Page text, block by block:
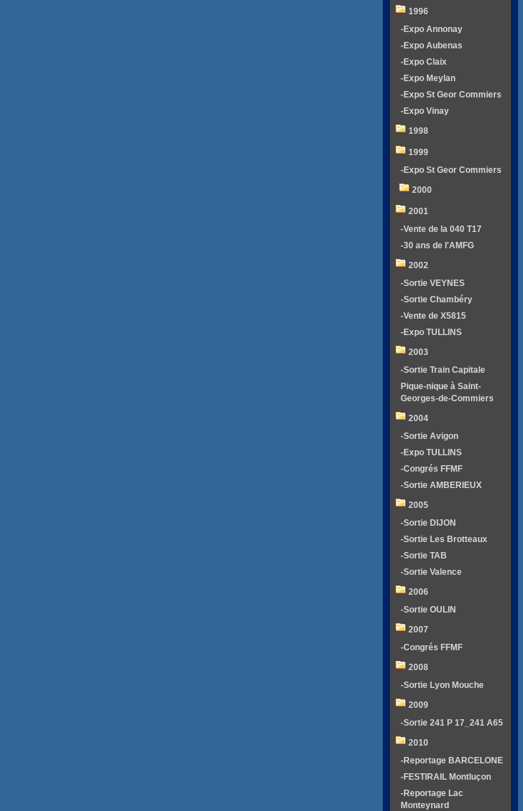
1996
-Expo Annonay
-Expo Aubenas
-Expo Claix
-Expo Meylan
-Expo St Geor Commiers
-Expo Vinay
1998
1999
-Expo St Geor Commiers
2000
2001
-Vente de la 040 T17
-30 ans de l'AMFG
2002
-Sortie VEYNES
-Sortie Chambéry
-Vente de X5815
-Expo TULLINS
2003
-Sortie Train Capitale
Pique-nique à Saint-
Georges-de-Commiers
2004
-Sortie Avigon
-Expo TULLINS
-Congrés FFMF
-Sortie AMBERIEUX
2005
-Sortie DIJON
-Sortie Les Brotteaux
-Sortie TAB
-Sortie Valence
2006
-Sortie OULIN
2007
-Congrés FFMF
2008
-Sortie Lyon Mouche
2009
-Sortie 241 P 17_241 A65
2010
-Reportage BARCELONE
-FESTIRAIL Montluçon
-Reportage Lac
Monteynard